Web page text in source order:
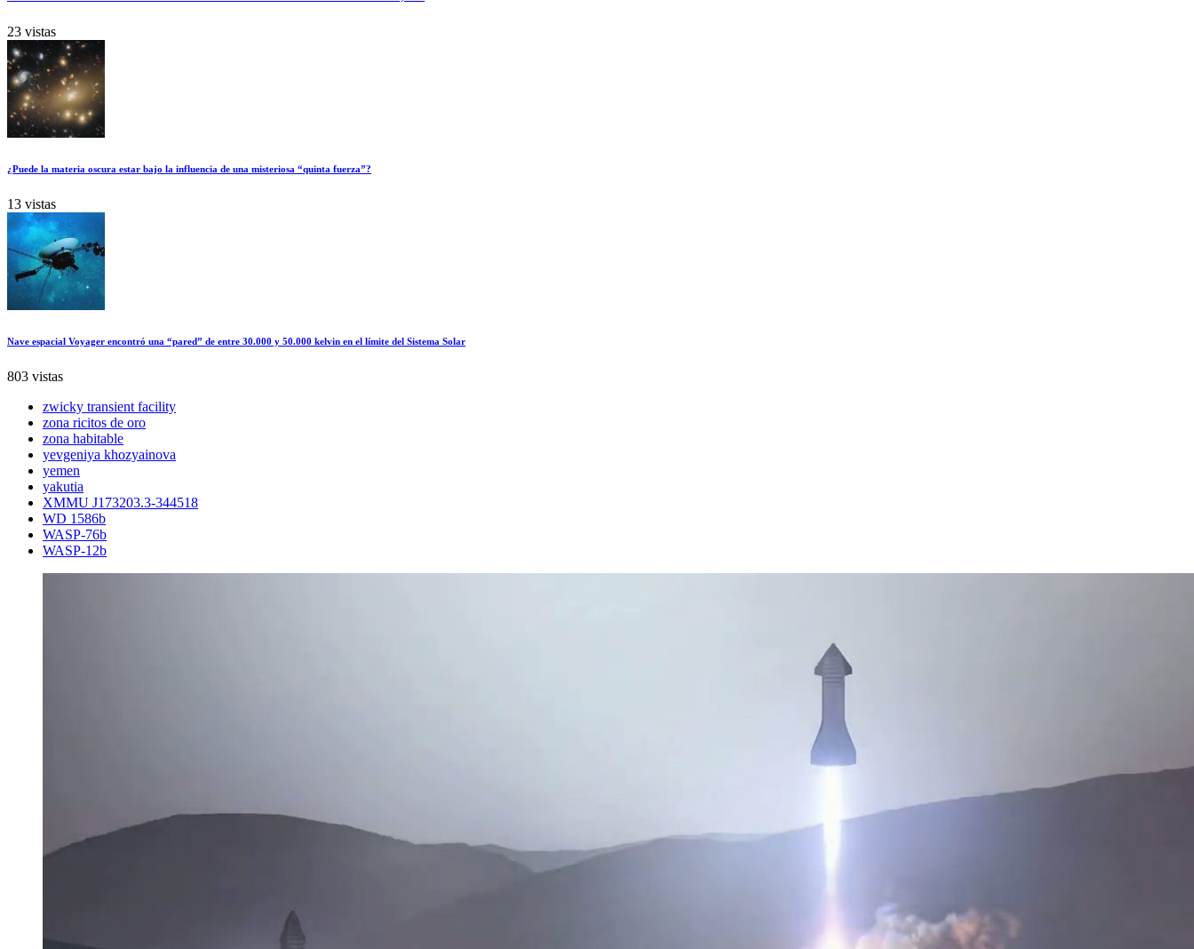
23 vistas
¿Puede la materia oscura estar bajo la influencia de una misteriosa “quinta fuerza”?
13 vistas
Nave espacial Voyager encontró una “pared” de entre 30.000 y 50.000 kelvin en el límite del Sistema Solar
803 vistas
zwicky transient facility
zona ricitos de oro
zona habitable
yevgeniya khozyainova
yemen
yakutia
XMMU J173203.3-344518
WD 1586b
WASP-76b
WASP-12b